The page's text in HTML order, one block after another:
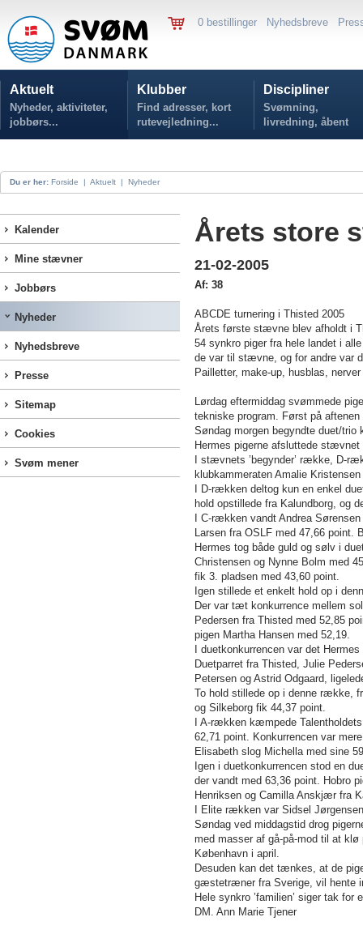
0 bestillinger Nyhedsbreve
Aktuelt
Nyheder, aktiviteter,
jobbørs...
Klubber
Find adresser, kort
rutevejledning...
Discipliner
Svømning,
livredning, åbent
vand...
Du er her: Forside | Aktuelt | Nyheder
Kalender
Mine stævner
Jobbørs
Nyheder
Nyhedsbreve
Presse
Sitemap
Cookies
Svøm mener
Årets store
21-02-2005
Af: 38
ABCDE turnering i Thisted 2005
Årets første stævne blev afholdt i
54 synkro piger fra hele landet i
de var til stævne, og for andre var
Pailletter, make-up, husblas,
Lørdag eftermiddag svømmede
tekniske program. Først på
Søndag morgen begyndte duet/trio
Hermes pigerne afsluttede
I stævnets ’begynder’ række, D-
klubkammeraten Amalie
I D-rækken deltog kun en enkel
hold opstillede fra Kalundborg, og
I C-rækken vandt Andrea
Larsen fra OSLF med 47,66 point.
Hermes tog både guld og sølv i
Christensen og Nynne Bolm med
fik 3. pladsen med 43,60 point.
Igen stillede et enkelt hold op i
Der var tæt konkurrence mellem
Pedersen fra Thisted med 52,85
pigen Martha Hansen med 52,19.
I duetkonkurrencen var det
Duetparret fra Thisted, Julie
Petersen og Astrid Odgaard,
To hold stillede op i denne række,
og Silkeborg fik 44,37 point.
I A-rækken kæmpede
62,71 point. Konkurrencen var
Elisabeth slog Michella med sine
Igen i duetkonkurrencen stod en
der vandt med 63,36 point. Hobro
Henriksen og Camilla Anskjær fra
I Elite rækken var Sidsel
Søndag ved middagstid drog
med masser af gå-på-mod til at
København i april.
Desuden kan det tænkes, at de
gæstetræner fra Sverige, vil hente
Hele synkro ’familien’ siger tak
DM. Ann Marie Tjener